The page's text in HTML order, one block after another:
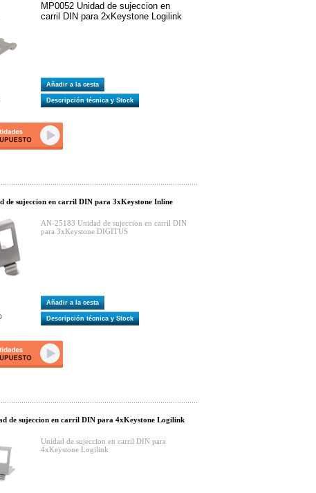
MP0052 Unidad de sujeccion en
carril DIN para 2xKeystone Logilink
Añadir a la cesta
Descripción técnica y Stock
de sujeccion en carril DIN para 3xKeystone Inline
AN-25183 Unidad de sujeccion en carril DIN
para 3xKeystone DIGITUS
Añadir a la cesta
Descripción técnica y Stock
de sujeccion en carril DIN para 4xKeystone Logilink
Unidad de sujeccion en carril DIN para
4xKeystone Logilink